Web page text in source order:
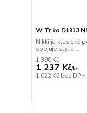
W Triko D1913
Nikki je klasické
spojuje styl a ...
1 390 Kč
1 237 Kč/ks
1 022 Kč bez DPH